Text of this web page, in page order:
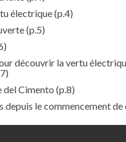
électrique(p.4)
(p.5)
découvrir la vertu
del Cimento (p.8)
depuis le commencement de